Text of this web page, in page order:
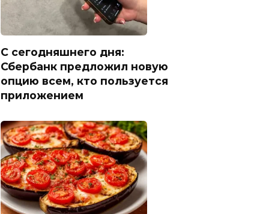
С сегодняшнего дня:
Сбербанк предложил новую
опцию всем, кто пользуется
приложением